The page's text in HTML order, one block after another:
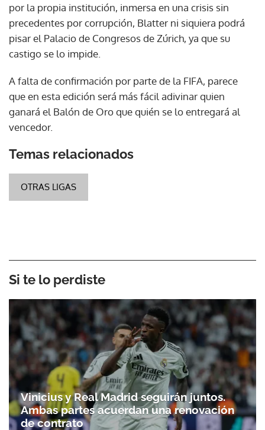
por la propia institución, inmersa en una crisis sin
precedentes por corrupción, Blatter ni siquiera podrá
pisar el Palacio de Congresos de Zúrich, ya que su
castigo se lo impide.
A falta de confirmación por parte de la FIFA, parece
que en esta edición será más fácil adivinar quien
ganará el Balón de Oro que quién se lo entregará al
vencedor.
Temas relacionados
OTRAS LIGAS
Si te lo perdiste
Vinicius y Real Madrid seguirán juntos.
Ambas partes acuerdan una renovación
de contrato